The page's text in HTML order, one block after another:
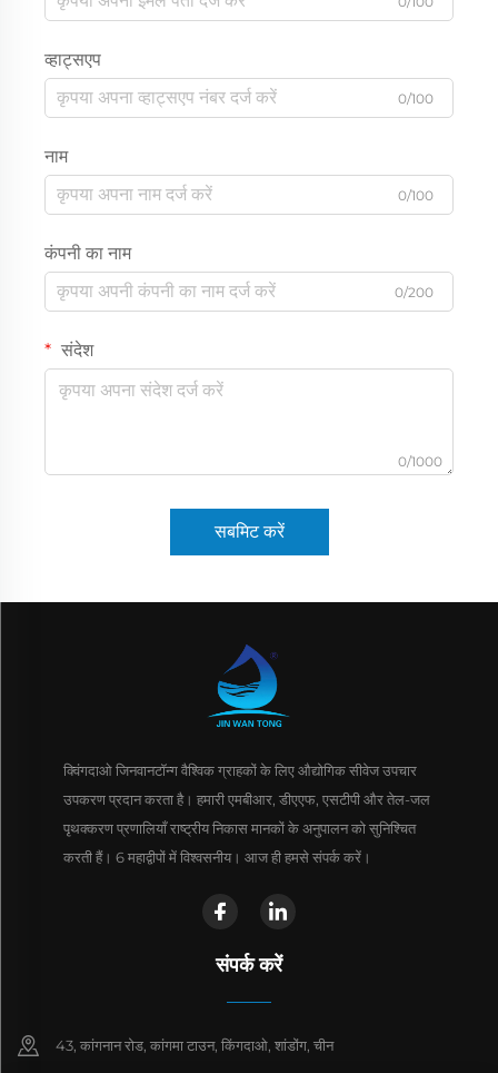
व्हाट्सएप
0/100
नाम
0/100
कंपनी का नाम
0/200
संदेश
0/1000
सबमिट करें
क्विंगदाओ जिनवानटॉन्ग वैश्विक ग्राहकों के लिए औद्योगिक सीवेज उपचार
उपकरण प्रदान करता है। हमारी एमबीआर, डीएएफ, एसटीपी और तेल-जल
पृथक्करण प्रणालियाँ राष्ट्रीय निकास मानकों के अनुपालन को सुनिश्चित
करती हैं। 6 महाद्वीपों में विश्वसनीय। आज ही हमसे संपर्क करें।
संपर्क करें
43, कांगनान रोड, कांगमा टाउन, किंगदाओ, शांडोंग, चीन